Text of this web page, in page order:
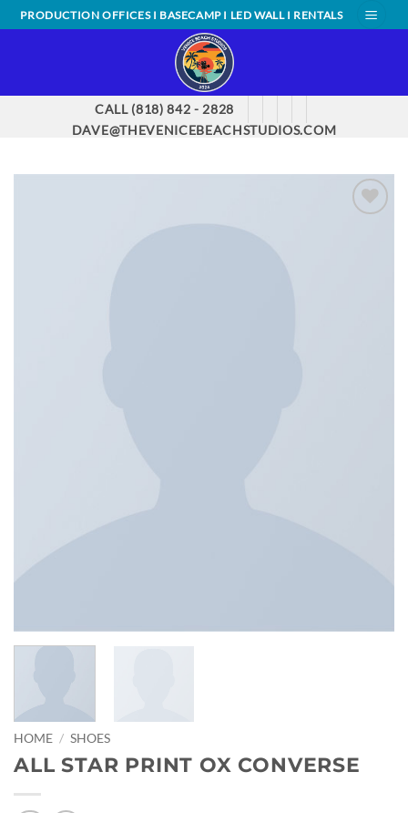
Skip
to
PRODUCTION OFFICES I BASECAMP I LED WALL I RENTALS
CALL (818) 842 - 2828
DAVE@THEVENICEBEACHSTUDIOS.COM
HOME / SHOES
ALL STAR PRINT OX CONVERSE